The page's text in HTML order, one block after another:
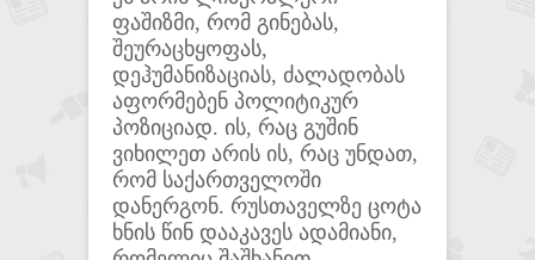
ფაშიზმი, რომ გინებას,
შეურაცხყოფას,
დეჰუმანიზაციას, ძალადობას
აფორმებენ პოლიტიკურ
პოზიციად. ის, რაც გუშინ
ვიხილეთ არის ის, რაც უნდათ,
რომ საქართველოში
დანერგონ. რუსთაველზე ცოტა
ხნის წინ დააკავეს ადამიანი,